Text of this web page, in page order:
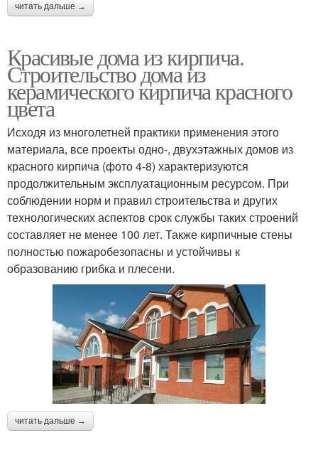
читать дальше →
Красивые дома из кирпича.
Строительство дома из
керамического кирпича красного
цвета
Исходя из многолетней практики применения этого
материала, все проекты одно-, двухэтажных домов из
красного кирпича (фото 4-8) характеризуются
продолжительным эксплуатационным ресурсом. При
соблюдении норм и правил строительства и других
технологических аспектов срок службы таких строений
составляет не менее 100 лет. Также кирпичные стены
полностью пожаробезопасны и устойчивы к
образованию грибка и плесени.
читать дальше →